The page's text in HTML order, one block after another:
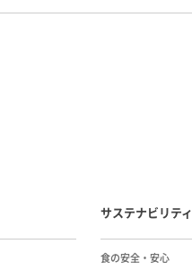
サステナビリティ
⾷の安全・安⼼